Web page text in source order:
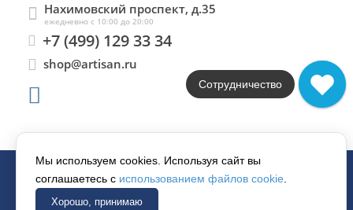
Нахимовский проспект, д.35
ежедневно с 10:00 до 20:00
+7 (499) 129 33 34
shop@artisan.ru
© 1997–2026 «АРТИСАН».
Мы используем cookies. Используя сайт вы
соглашаетесь с использованием файлов cookie
Хорошо, принимаю
Сотрудничество